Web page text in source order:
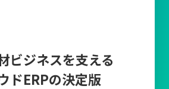
ビジネスを支える
ドERPの決定版